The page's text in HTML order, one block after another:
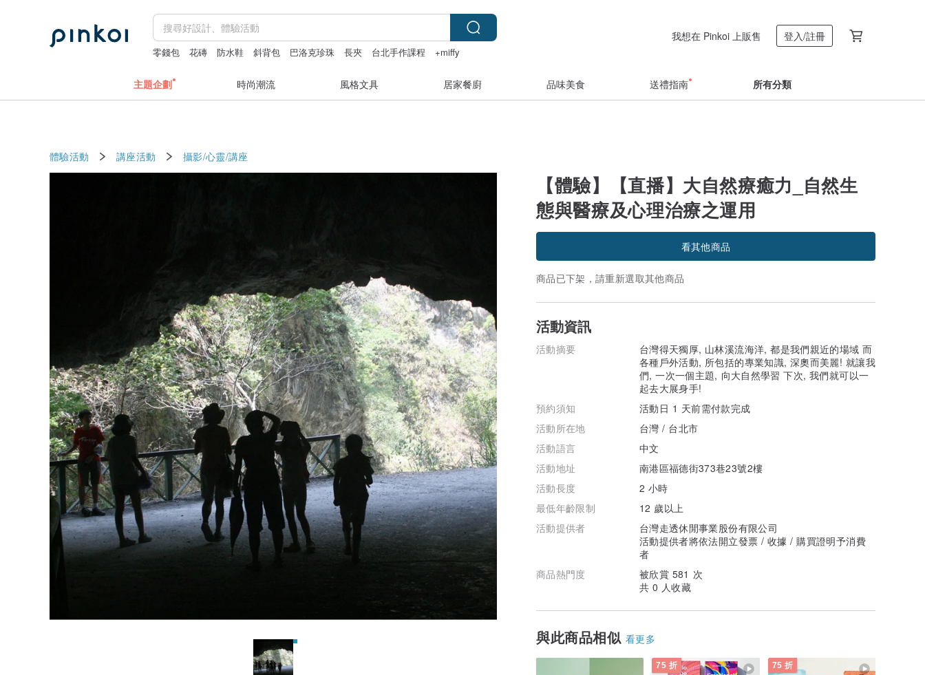
零錢包 花磚 防水鞋 斜背包 巴洛克珍珠 長夾 台北手作課程 +miffy
我想在 Pinkoi 上販售 登入/註冊
主題企劃 時尚潮流 風格文具 居家餐廚 品味美食 送禮指南 所有分類
體驗活動 講座活動 攝影/心靈/講座
【體驗】【直播】大自然療癒力_自然生
態與醫療及心理治療之運用
看其他商品
商品已下架，請重新選取其他商品
活動資訊
活動摘要
台灣得天獨厚, 山林溪流海洋, 都是我們親近的場域 而
各種戶外活動, 所包括的專業知識, 深奧而美麗! 就讓我
們, 一次一個主題, 向大自然學習 下次, 我們就可以一
起去大展身手!
預約須知
活動日 1 天前需付款完成
活動所在地
台灣 / 台北市
活動語言
中文
活動地址
南港區福德街373巷23號2樓
活動長度
2 小時
最低年齡限制
12 歲以上
活動提供者
台灣走透休閒事業股份有限公司
活動提供者將依法開立發票 / 收據 / 購買證明予消費
者
商品熱門度
被欣賞 581 次
共 0 人收藏
與此商品相似 看更多
75 折 75 折